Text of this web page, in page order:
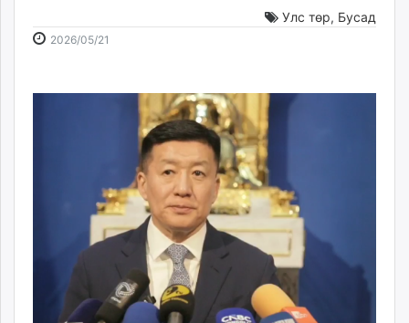
tovch.mn
Livetv.mn
mminfo.mn
Улс төр, Бусад
2026/05/21
11:55:57
22:36:10